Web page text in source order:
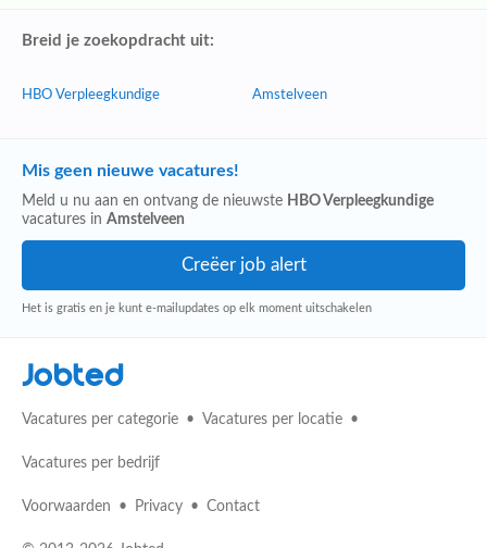
Breid je zoekopdracht uit:
HBO Verpleegkundige Amstelveen
Mis geen nieuwe vacatures!
Meld u nu aan en ontvang de nieuwste HBO Verpleegkundige
vacatures in Amstelveen
Het is gratis en je kunt e-mailupdates op elk moment uitschakelen
Jobted
Vacatures per categorie Vacatures per locatie
Vacatures per bedrijf
Voorwaarden Privacy Contact